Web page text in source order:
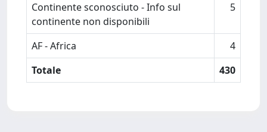
Continente sconosciuto - Info sul
continente non disponibili
5
AF - Africa
4
Totale
430